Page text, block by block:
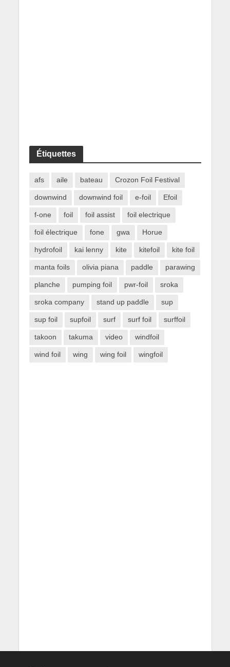
Étiquettes
afs aile bateau Crozon Foil Festival
downwind downwind foil e-foil Efoil
f-one foil foil assist foil electrique
foil électrique fone gwa Horue
hydrofoil kai lenny kite kitefoil kite foil
manta foils olivia piana paddle parawing
planche pumping foil pwr-foil sroka
sroka company stand up paddle sup
sup foil supfoil surf surf foil surffoil
takoon takuma video windfoil
wind foil wing wing foil wingfoil